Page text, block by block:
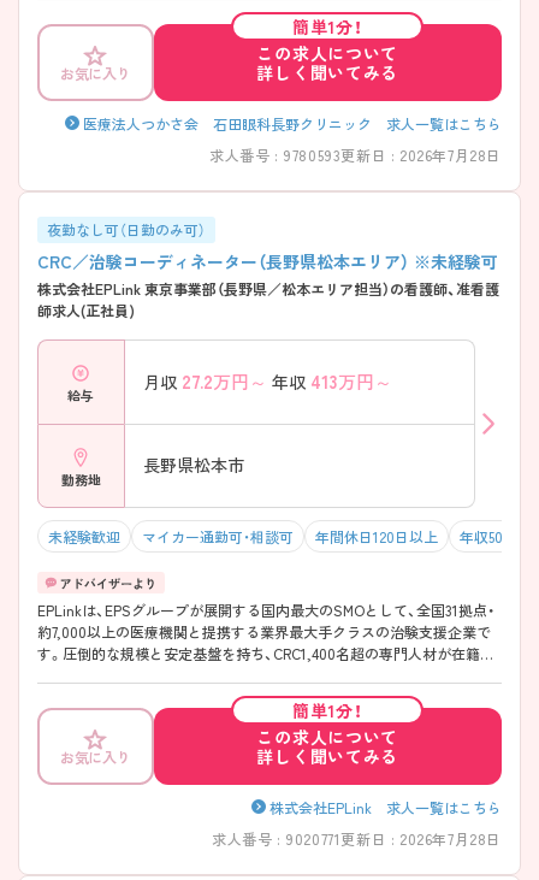
ントなど、さらに詳細をお話しいたしますのでお気軽にご相談ください！
お気に入り
簡単1分！
この求人について
詳しく聞いてみる
医療法人つかさ会 石田眼科長野クリニック 求人一覧はこちら
求人番号 : 9780593更新日 : 2026年7月28日
夜勤なし可（日勤のみ可）
CRC／治験コーディネーター（長野県松本エリア） ※未経験可
株式会社EPLink 東京事業部（長野県／松本エリア担当）の看護師、准看護
師求人(正社員)
給与
月収 27.2万円～ 年収 413万円～
勤務地
長野県松本市
未経験歓迎 マイカー通勤可・相談可 年間休日120日以上 年収500万
EPLinkは、EPSグループが展開する国内最大のSMOとして、全国31拠点・
約7,000以上の医療機関と提携する業界最大手クラスの治験支援企業で
す。圧倒的な規模と安定基盤を持ち、CRC1,400名超の専門人材が在籍す
います。教育体制も充実しており、導入研修・OJT・領域別研修・eラーニ
ングなど、未経験からでもCRCとして安心してスタートできる業界トッ
プクラスの育成環境が整備されています。働き方も、日勤のみ×フレッ
クス制（スーパーフレックス）×土日祝休み×年間124日と非常に良好。ワ
ークライフバランスとの両立がしやすく、産休育休の利用実績や女性管
理職比率の高さなど、長く安心して働ける環境が特徴です。
お気に入り
簡単1分！
この求人について
詳しく聞いてみる
株式会社EPLink 求人一覧はこちら
求人番号 : 9020771更新日 : 2026年7月28日